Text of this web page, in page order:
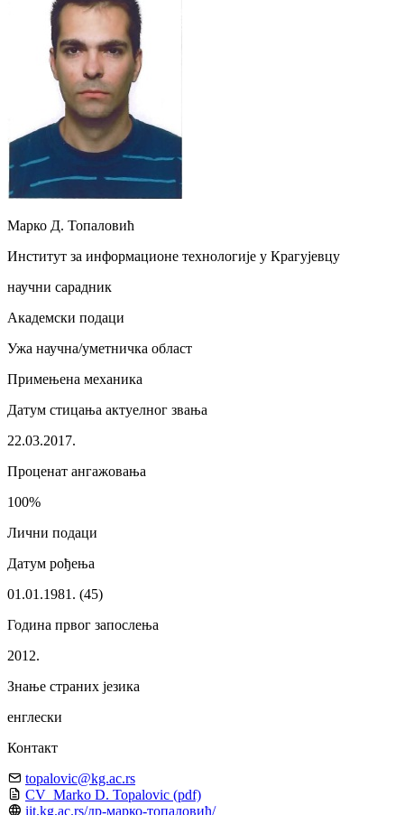
Марко Д. Топаловић
Институт за информационе технологије у Крагујевцу
научни сарадник
Академски подаци
Ужа научна/уметничка област
Примењена механика
Датум стицања актуелног звања
22.03.2017.
Проценат ангажовања
100%
Лични подаци
Датум рођења
01.01.1981. (45)
Година првог запослења
2012.
Знање страних језика
енглески
Контакт
topalovic@kg.ac.rs
CV_Marko D. Topalovic (pdf)
iit.kg.ac.rs/др-марко-топаловић/